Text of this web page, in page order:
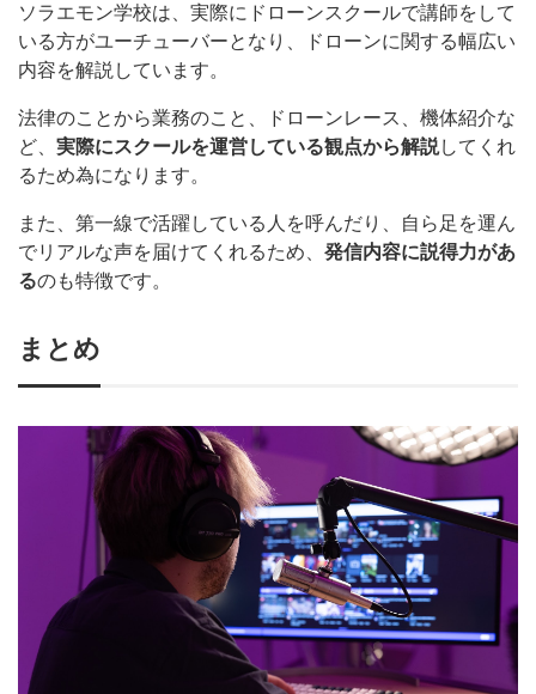
ソラエモン学校は、実際にドローンスクールで講師をして
いる方がユーチューバーとなり、ドローンに関する幅広い
内容を解説しています。
法律のことから業務のこと、ドローンレース、機体紹介な
ど、 実際にスクールを運営している観点から解説してくれ
るため為になります。
また、第一線で活躍している人を呼んだり、自ら足を運ん
でリアルな声を届けてくれるため、 発信内容に説得力があ
るのも特徴です。
まとめ